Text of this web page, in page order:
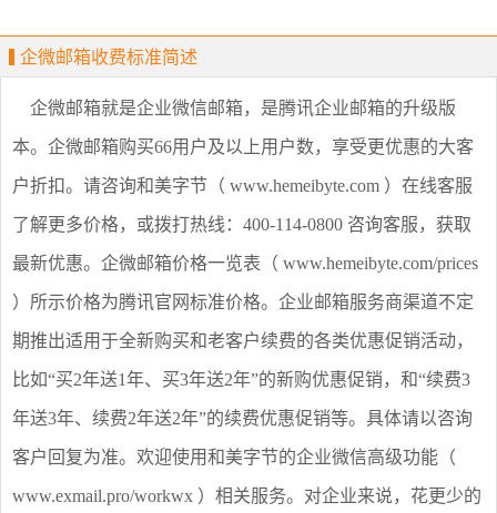
企微邮箱收费标准简述
企微邮箱就是企业微信邮箱，是腾讯企业邮箱的升级版
本。企微邮箱购买66用户及以上用户数，享受更优惠的大客
户折扣。请咨询和美字节（ www.hemeibyte.com ）在线客服
了解更多价格，或拨打热线：400-114-0800 咨询客服，获取
最新优惠。企微邮箱价格一览表（ www.hemeibyte.com/prices
）所示价格为腾讯官网标准价格。企业邮箱服务商渠道不定
期推出适用于全新购买和老客户续费的各类优惠促销活动，
比如“买2年送1年、买3年送2年”的新购优惠促销，和“续费3
年送3年、续费2年送2年”的续费优惠促销等。具体请以咨询
客户回复为准。欢迎使用和美字节的企业微信高级功能（
www.exmail.pro/workwx ）相关服务。对企业来说，花更少的